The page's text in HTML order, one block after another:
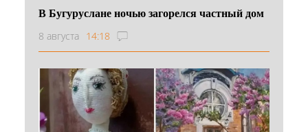
В Бугуруслане ночью загорелся частный дом
8 августа 14:18